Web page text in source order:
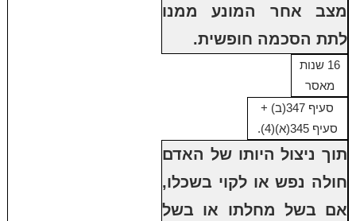
מצב אחר המונע ממנו
לתת הסכמה חופשית.
16 שנות
מאסר
סעיף 347(ב) +
סעיף 345(א)(4).
תוך ניצול היותו של האדם
חולה נפש או לקוי בשכלו,
אם בשל מחלתו או בשל